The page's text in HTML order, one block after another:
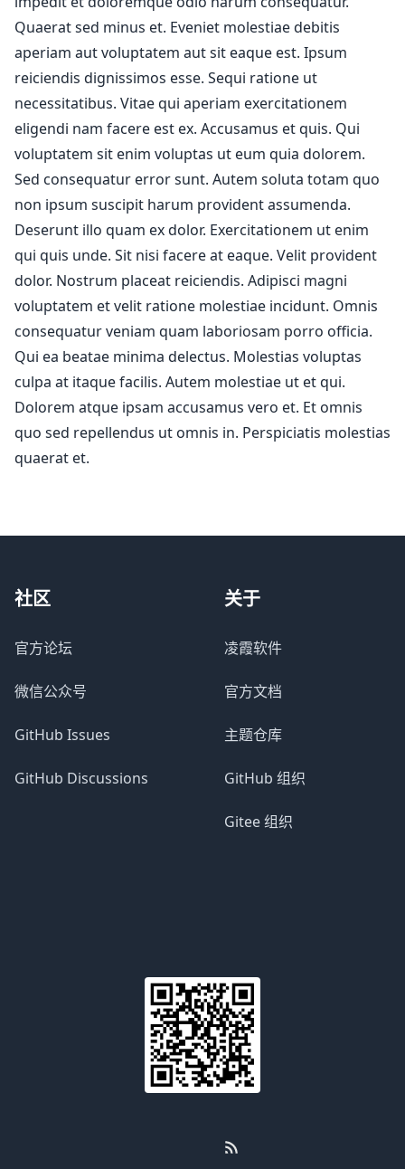
社区
官方论坛
微信公众号
GitHub Issues
GitHub Discussions
关于
凌霞软件
官方文档
主题仓库
GitHub 组织
Gitee 组织
WeChatRSS